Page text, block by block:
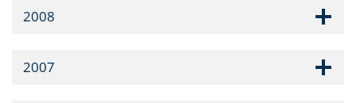
2008
2007